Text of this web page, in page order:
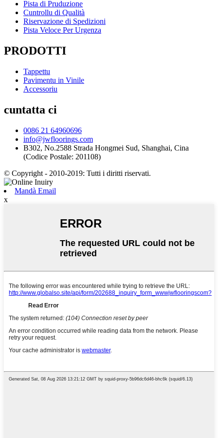
Pista di Pruduzione
Cuntrollu di Qualità
Riservazione di Spedizioni
Pista Veloce Per Urgenza
PRODOTTI
Tappettu
Pavimentu in Vinile
Accessoriu
cuntatta ci
0086 21 64960696
info@jwfloorings.com
B302, No.2588 Strada Hongmei Sud, Shanghai, Cina
(Codice Postale: 201108)
© Copyright - 2010-2019: Tutti i diritti riservati.
Mandà Email
x